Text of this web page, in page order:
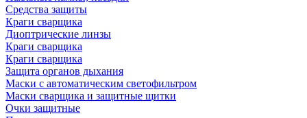
Средства защиты
Краги сварщика
Диоптрические линзы
Краги сварщика
Краги сварщика
Защита органов дыхания
Маски с автоматическим светофильтром
Маски сварщика и защитные щитки
Очки защитные